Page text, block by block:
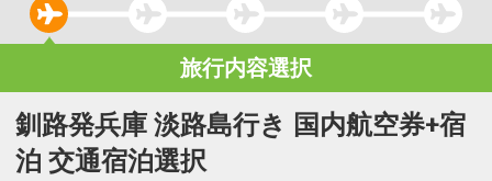
旅行内容選択
釧路発兵庫 淡路島行き 国内航空券+宿
泊 交通宿泊選択